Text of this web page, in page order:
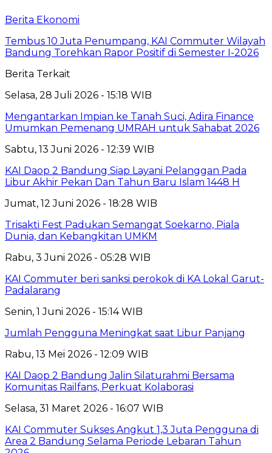
Berita Ekonomi
Tembus 10 Juta Penumpang, KAI Commuter Wilayah
Bandung Torehkan Rapor Positif di Semester I-2026
Berita Terkait
Selasa, 28 Juli 2026 - 15:18 WIB
Mengantarkan Impian ke Tanah Suci, Adira Finance
Umumkan Pemenang UMRAH untuk Sahabat 2026
Sabtu, 13 Juni 2026 - 12:39 WIB
KAI Daop 2 Bandung Siap Layani Pelanggan Pada
Libur Akhir Pekan Dan Tahun Baru Islam 1448 H
Jumat, 12 Juni 2026 - 18:28 WIB
Trisakti Fest Padukan Semangat Soekarno, Piala
Dunia, dan Kebangkitan UMKM
Rabu, 3 Juni 2026 - 05:28 WIB
KAI Commuter beri sanksi perokok di KA Lokal Garut-
Padalarang
Senin, 1 Juni 2026 - 15:14 WIB
Jumlah Pengguna Meningkat saat Libur Panjang
Rabu, 13 Mei 2026 - 12:09 WIB
KAI Daop 2 Bandung Jalin Silaturahmi Bersama
Komunitas Railfans, Perkuat Kolaborasi
Selasa, 31 Maret 2026 - 16:07 WIB
KAI Commuter Sukses Angkut 1,3 Juta Pengguna di
Area 2 Bandung Selama Periode Lebaran Tahun